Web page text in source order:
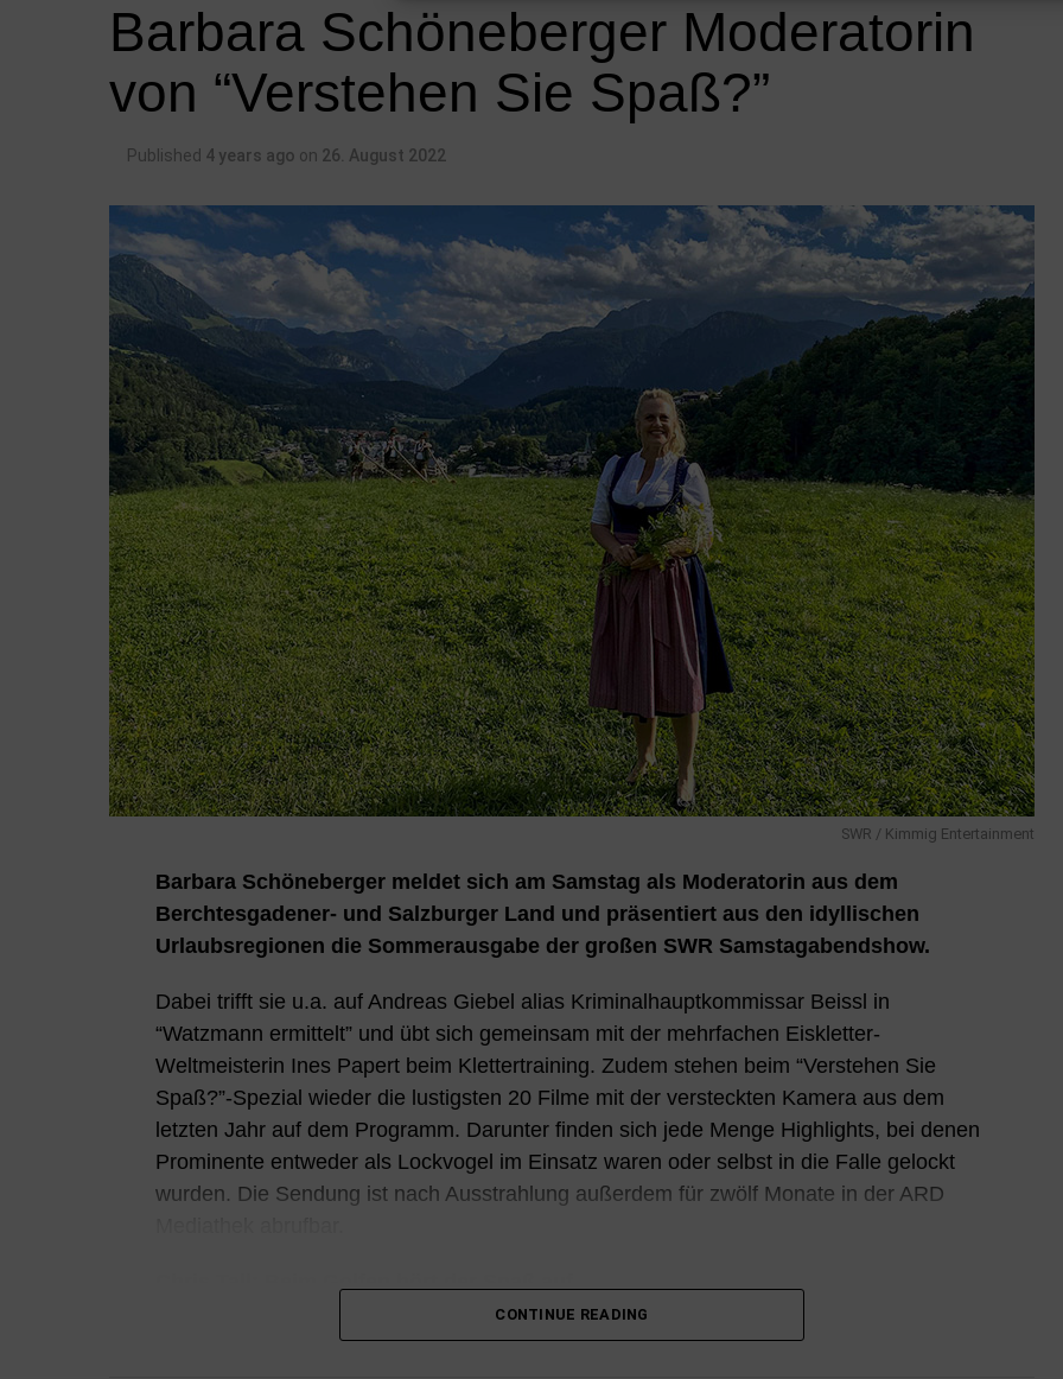
Barbara Schöneberger Moderatorin
von “Verstehen Sie Spaß?”
Published 4 years ago on 26. August 2022
SWR / Kimmig Entertainment
Barbara Schöneberger meldet sich am Samstag als Moderatorin aus dem
Berchtesgadener- und Salzburger Land und präsentiert aus den idyllischen
Urlaubsregionen die Sommerausgabe der großen SWR Samstagabendshow.
Dabei trifft sie u.a. auf Andreas Giebel alias Kriminalhauptkommissar Beissl in
“Watzmann ermittelt” und übt sich gemeinsam mit der mehrfachen Eiskletter-
Weltmeisterin Ines Papert beim Klettertraining. Zudem stehen beim “Verstehen Sie
Spaß?”-Spezial wieder die lustigsten 20 Filme mit der versteckten Kamera aus dem
letzten Jahr auf dem Programm. Darunter finden sich jede Menge Highlights, bei denen
Prominente entweder als Lockvogel im Einsatz waren oder selbst in die Falle gelockt
wurden. Die Sendung ist nach Ausstrahlung außerdem für zwölf Monate in der ARD
Seinen Humor darf Chris Tall schon von Berufs wegen nie verlieren. Doch was er bei
CONTINUE READING